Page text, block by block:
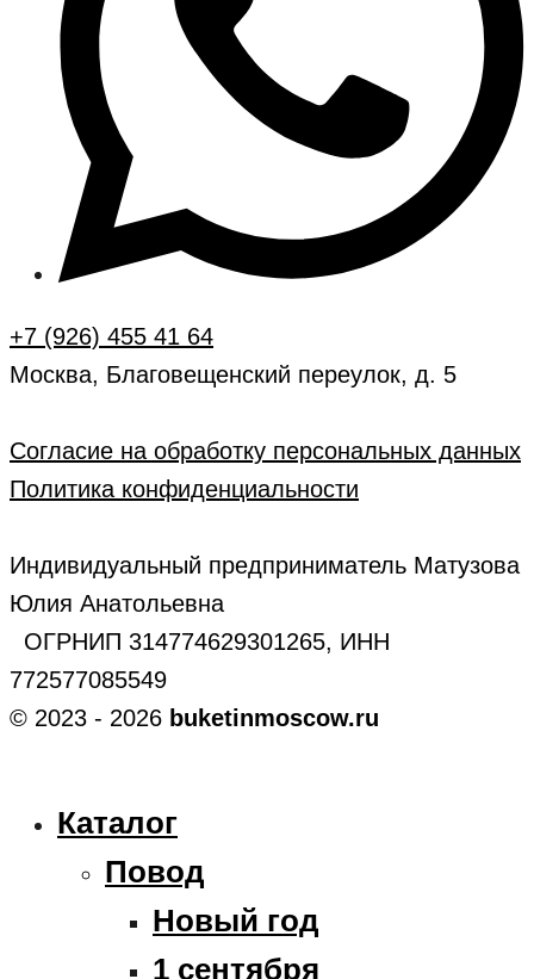
+7 (926) 455 41 64
Москва, Благовещенский переулок, д. 5
Согласие на обработку персональных данных
Политика конфиденциальности
Индивидуальный предприниматель Матузова
Юлия Анатольевна
ОГРНИП 314774629301265, ИНН
772577085549
© 2023 - 2026 buketinmoscow.ru
Каталог
Повод
Новый год
1 сентября